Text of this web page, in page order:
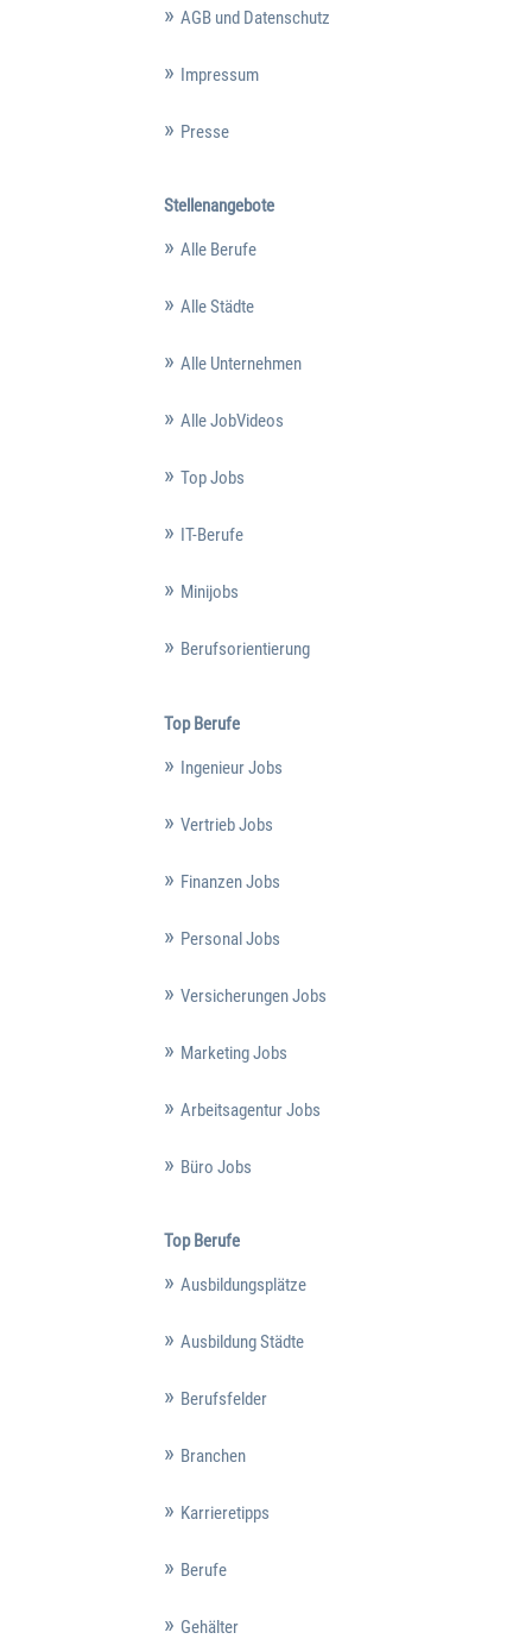
AGB und Datenschutz
Impressum
Presse
Stellenangebote
Alle Berufe
Alle Städte
Alle Unternehmen
Alle JobVideos
Top Jobs
IT-Berufe
Minijobs
Berufsorientierung
Top Berufe
Ingenieur Jobs
Vertrieb Jobs
Finanzen Jobs
Personal Jobs
Versicherungen Jobs
Marketing Jobs
Arbeitsagentur Jobs
Büro Jobs
Top Berufe
Ausbildungsplätze
Ausbildung Städte
Berufsfelder
Branchen
Karrieretipps
Berufe
Gehälter